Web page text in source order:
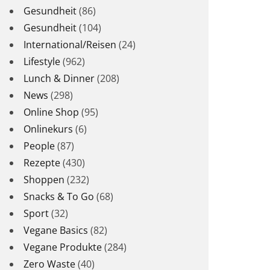
Gesundheit(86)
Gesundheit(104)
International/Reisen (24)
Lifestyle(962)
Lunch & Dinner(208)
News (298)
Online Shop (95)
Onlinekurs (6)
People(87)
Rezepte(430)
Shoppen (232)
Snacks & To Go (68)
Sport(32)
Vegane Basics (82)
Vegane Produkte(284)
Zero Waste(40)